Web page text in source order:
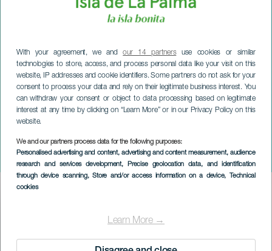
With your agreement, we andour 14 partnersuse cookies or similar
technologies to store, access, and process personal data like your visit on this
website, IP addresses and cookie identifiers. Some partners do not ask for your
consent to process your data and rely on their legitimate business interest. You
can withdraw your consent or object to data processing based on legitimate
interest at any time by clicking on “Learn More” or in our Privacy Policy on this
website.
We and our partners process data for the following purposes:
Personalised advertising and content, advertising and content measurement, audience
research and services development, Precise geolocation data, and identification
through device scanning, Store and/or access information on a device, Technical
cookies
Learn More →
Amateur Theater Festival
LA PALMA
Imagen